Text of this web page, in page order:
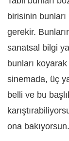
birisinin bunları
gerekir.
sanatsal bilgi
bunları
sinemada, üç
belli ve bu
ona bakıyorsun.